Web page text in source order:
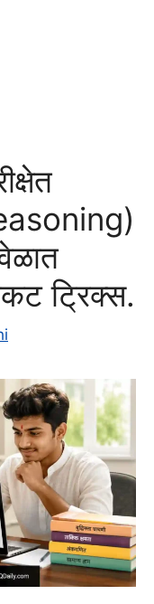
ट्रिक्स.